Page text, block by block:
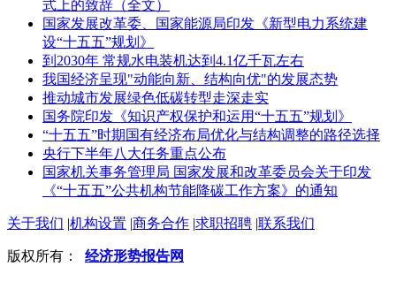
式上的致辞（全文）
国家发展改革委、国家能源局印发《新型电力系统建
设“十五五”规划》
到2030年 常规水电装机达到4.1亿千瓦左右
我国经济呈现"动能向新、结构向优"的发展态势
推动城市发展绿色低碳转型走深走实
国务院印发《知识产权保护和运用“十五五”规划》
“十五五”时期国有经济布局优化与结构调整的路径选择
央行下半年八大任务重点公布
国家机关事务管理局 国家发展和改革委员会关于印发
《“十五五”公共机构节能降碳工作方案》的通知
关于我们 |机构设置 |商务合作 |求职招聘 |联系我们
版权所有： 经济形势报告网